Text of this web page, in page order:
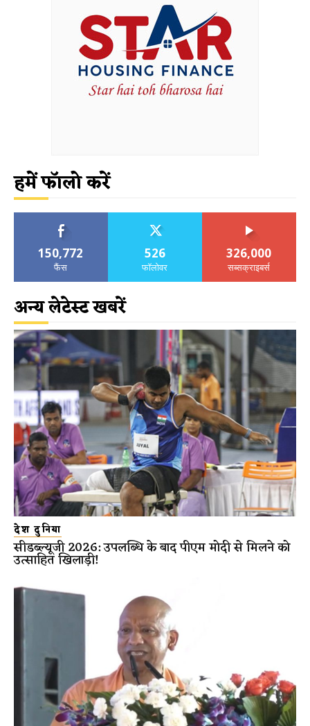
हमें फॉलो करें
150,772
फैंस
526
फॉलोवर
326,000
सब्सक्राइबर्स
अन्य लेटेस्ट खबरें
देश दुनिया
सीडब्ल्यूजी 2026: उपलब्धि के बाद पीएम मोदी से मिलने को
उत्साहित खिलाड़ी!